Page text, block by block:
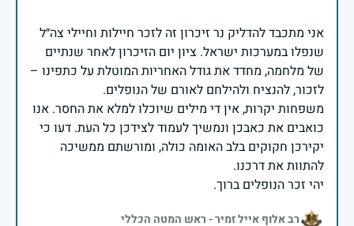
אני מתכבד להדליק נר זיכרון זה לזכר חיילות וחיילי צה״ל
שנפלו במערכות ישראל. ציון יום הזיכרון לאחר שנתיים
של מלחמה, מחדד את גודל האחריות המוטלת על כתפינו –
משפחות יקרות, אין די מילים שיוכלו למלא את החסר. אנו
כואבים את כאבכן ונמשיך לעמוד לצידכן כל העת. דעו כי
יקירכן חקוקים בלב האומה כולה, ומורשתם ממשיכה
יהי זכר הנופלים ברוך.
רב אלוף אייל זמיר - ראש המטה הכללי